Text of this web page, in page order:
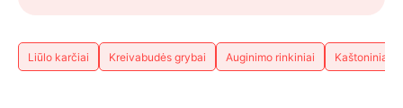
Liūlo karčiai Kreivabudės grybai Auginimo rinkiniai Kaštoniniai